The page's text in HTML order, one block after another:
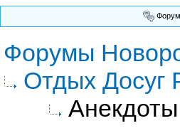
Форумы
Отдых Досуг